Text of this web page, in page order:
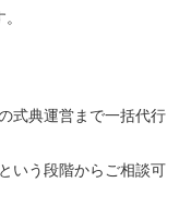
式典運営まで一括代行
いう段階からご相談可